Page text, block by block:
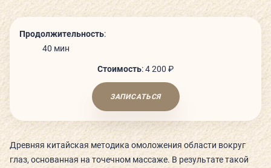
КАФЕ
О КЛУБЕ
КЛУБНЫЕ КАРТЫ
Продолжительность:
40 мин
Стоимость:4 200 ₽
ЗАПИСАТЬСЯ
Древняя китайская методика омоложения области вокруг
глаз, основанная на точечном массаже. В результате такой